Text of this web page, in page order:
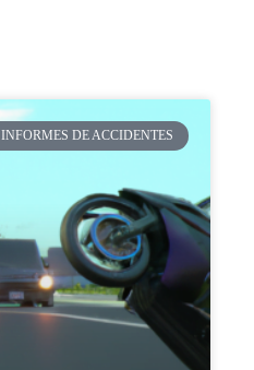
INFORMES DE ACCIDENTES